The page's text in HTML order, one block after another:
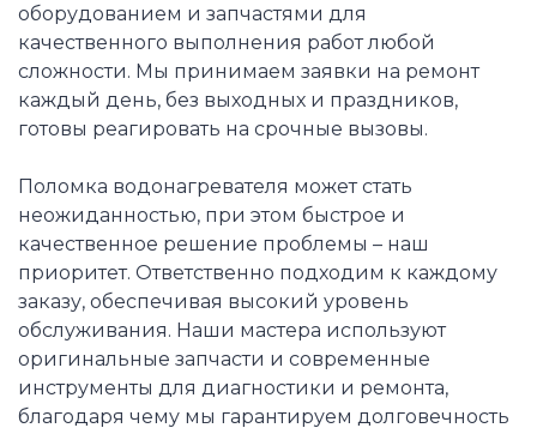
оборудованием и запчастями для
качественного выполнения работ любой
сложности. Мы принимаем заявки на ремонт
каждый день, без выходных и праздников,
готовы реагировать на срочные вызовы.
Поломка водонагревателя может стать
неожиданностью, при этом быстрое и
качественное решение проблемы – наш
приоритет. Ответственно подходим к каждому
заказу, обеспечивая высокий уровень
обслуживания. Наши мастера используют
оригинальные запчасти и современные
инструменты для диагностики и ремонта,
благодаря чему мы гарантируем долговечность